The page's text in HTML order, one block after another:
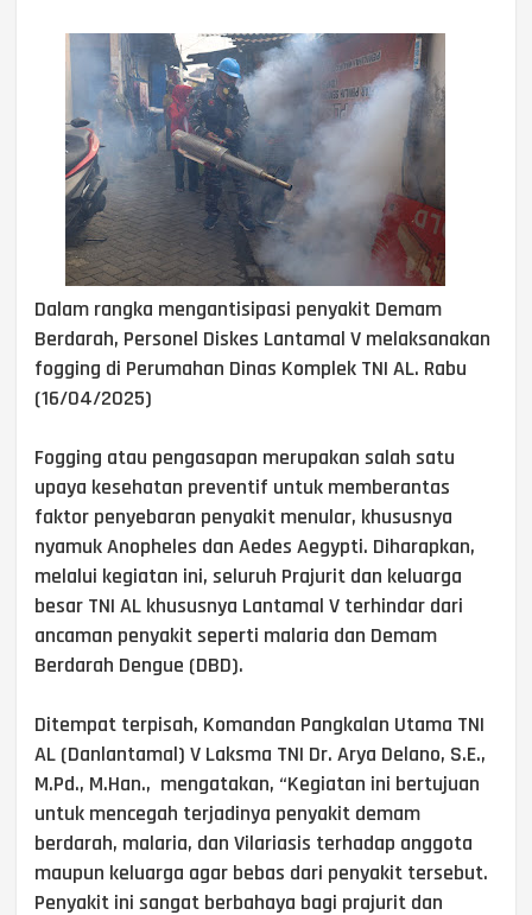
Dalam rangka mengantisipasi penyakit Demam
Berdarah, Personel Diskes Lantamal V melaksanakan
fogging di Perumahan Dinas Komplek TNI AL. Rabu
(16/04/2025)
Fogging atau pengasapan merupakan salah satu
upaya kesehatan preventif untuk memberantas
faktor penyebaran penyakit menular, khususnya
nyamuk Anopheles dan Aedes Aegypti. Diharapkan,
melalui kegiatan ini, seluruh Prajurit dan keluarga
besar TNI AL khususnya Lantamal V terhindar dari
ancaman penyakit seperti malaria dan Demam
Berdarah Dengue (DBD).
Ditempat terpisah, Komandan Pangkalan Utama TNI
AL (Danlantamal) V Laksma TNI Dr. Arya Delano, S.E.,
M.Pd., M.Han., mengatakan, “Kegiatan ini bertujuan
untuk mencegah terjadinya penyakit demam
berdarah, malaria, dan Vilariasis terhadap anggota
maupun keluarga agar bebas dari penyakit tersebut.
Penyakit ini sangat berbahaya bagi prajurit dan